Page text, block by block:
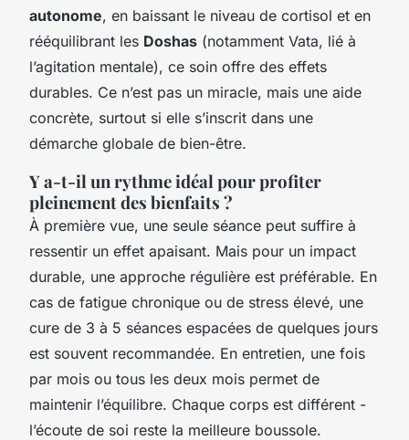
autonome, en baissant le niveau de cortisol et en
rééquilibrant les Doshas (notamment Vata, lié à
l’agitation mentale), ce soin offre des effets
durables. Ce n’est pas un miracle, mais une aide
concrète, surtout si elle s’inscrit dans une
démarche globale de bien-être.
Y a-t-il un rythme idéal pour profiter
pleinement des bienfaits ?
À première vue, une seule séance peut suffire à
ressentir un effet apaisant. Mais pour un impact
durable, une approche régulière est préférable. En
cas de fatigue chronique ou de stress élevé, une
cure de 3 à 5 séances espacées de quelques jours
est souvent recommandée. En entretien, une fois
par mois ou tous les deux mois permet de
maintenir l’équilibre. Chaque corps est différent -
l’écoute de soi reste la meilleure boussole.